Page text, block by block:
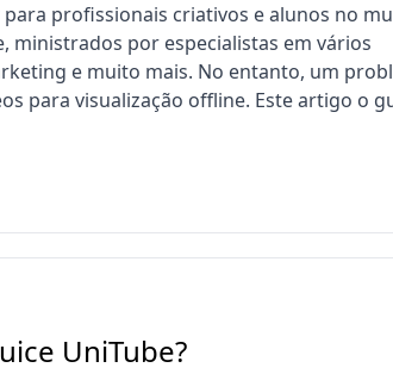
profissionais criativos e alunos no
ministrados por especialistas em vários
e muito mais. No entanto, um
para visualização offline. Este artigo o
UniTube?